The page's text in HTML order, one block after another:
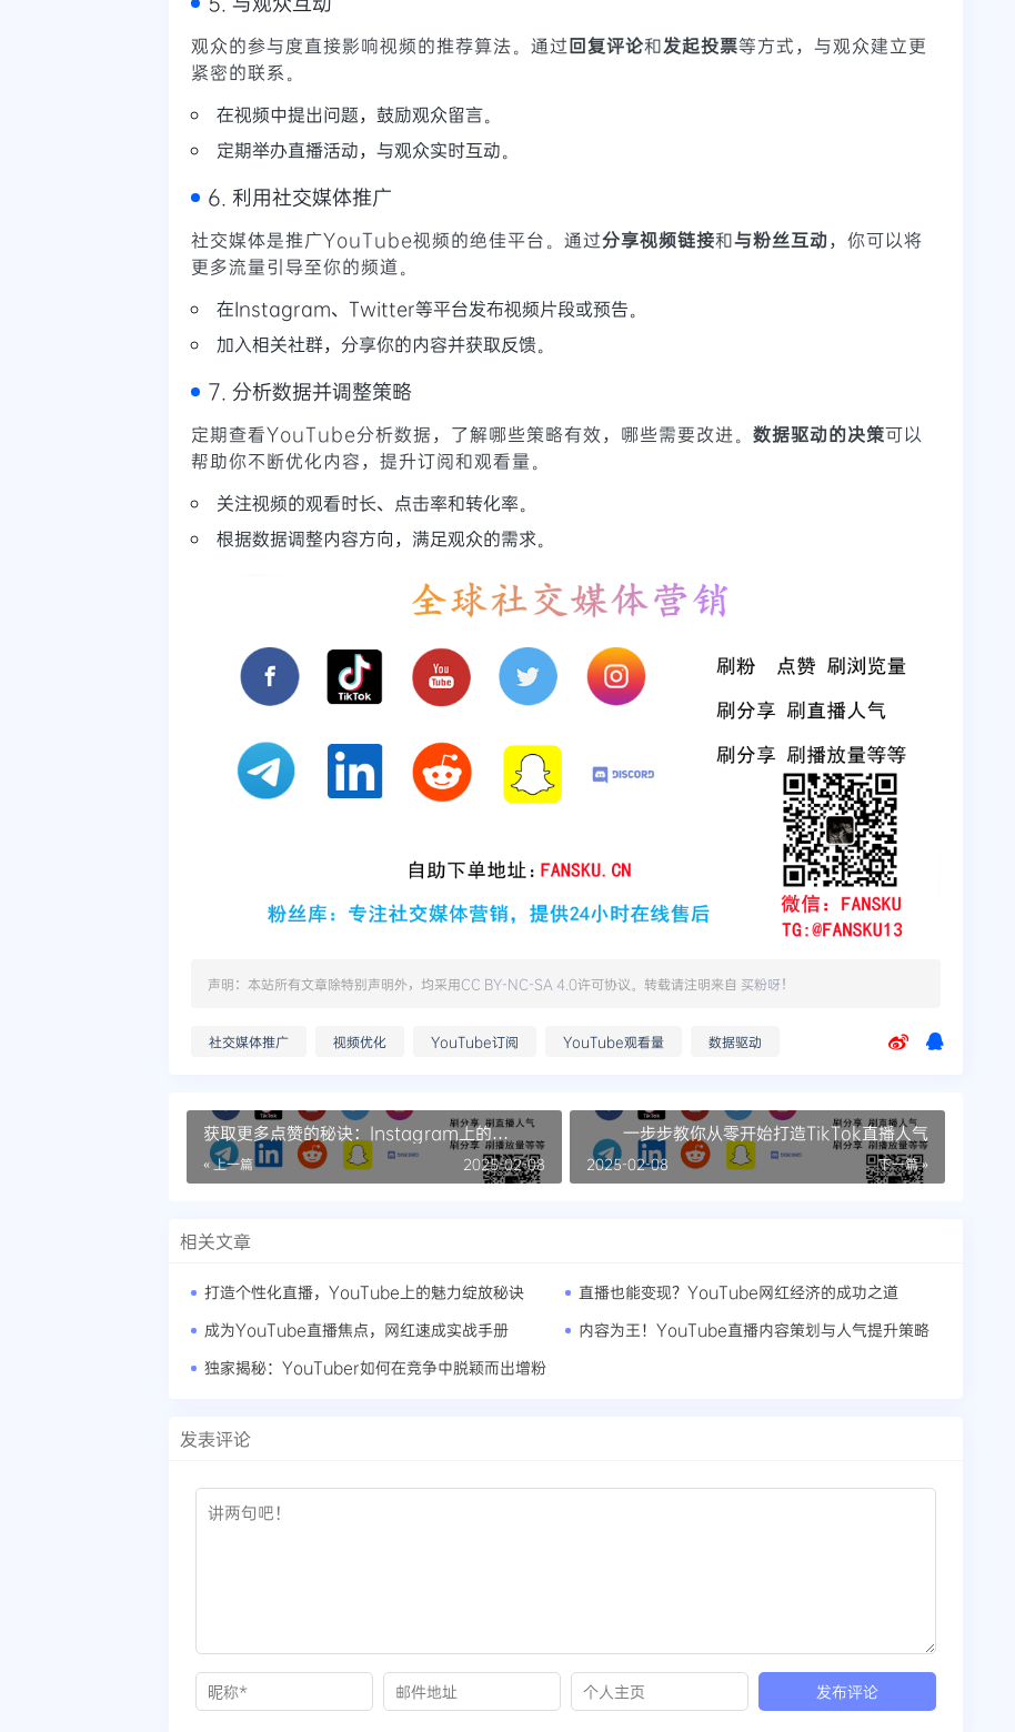
观众的参与度直接影响视频的推荐算法。通过回复评论和发起投票等方式，与观众建立更
紧密的联系。
在视频中提出问题，鼓励观众留言。
定期举办直播活动，与观众实时互动。
6. 利用社交媒体推广
社交媒体是推广YouTube视频的绝佳平台。通过分享视频链接和与粉丝互动，你可以将
更多流量引导至你的频道。
在Instagram、Twitter等平台发布视频片段或预告。
加入相关社群，分享你的内容并获取反馈。
7. 分析数据并调整策略
定期查看YouTube分析数据，了解哪些策略有效，哪些需要改进。 数据驱动的决策可以
帮助你不断优化内容，提升订阅和观看量。
关注视频的观看时长、点击率和转化率。
根据数据调整内容方向，满足观众的需求。
声明：本站所有文章除特别声明外，均采用CC BY-NC-SA 4.0许可协议。转载请注明来自 买粉呀！
社交媒体推广 视频优化 YouTube订阅 YouTube观看量 数据驱动
获取更多点赞的秘诀：Instagram上的
hashtags如何发挥作用
« 上一篇 2025-02-08
一步步教你从零开始打造TikTok直播人气
下一篇 »
2025-02-08
相关文章
打造个性化直播，YouTube上的魅力绽放秘诀
直播也能变现？YouTube网红经济的成功之道
成为YouTube直播焦点，网红速成实战手册
内容为王！YouTube直播内容策划与人气提升策略
独家揭秘：YouTuber如何在竞争中脱颖而出增粉
发表评论